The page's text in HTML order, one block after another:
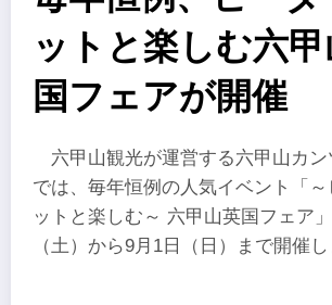
ットと楽しむ六
国フェアが開催
六甲山観光が運営する六甲山カ
では、毎年恒例の人気イベント「
ットと楽しむ～ 六甲山英国フェア
（土）から9月1日（日）まで開催し